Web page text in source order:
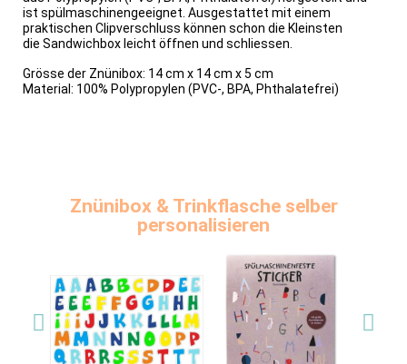
ist spülmaschinengeeignet. Ausgestattet mit einem
praktischen Clipverschluss können schon die Kleinsten
die Sandwichbox leicht öffnen und schliessen.
Grösse der Znünibox: 14 cm x 14 cm x 5 cm
Material: 100% Polypropylen (PVC-, BPA, Phthalatefrei)
Znünibox & Trinkflasche selber
personalisieren